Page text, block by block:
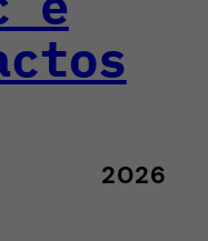
2026